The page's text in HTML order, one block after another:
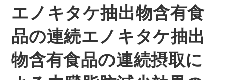
エノキタケ抽出物含有食
品の連続エノキタケ抽出
物含有食品の連続摂取に